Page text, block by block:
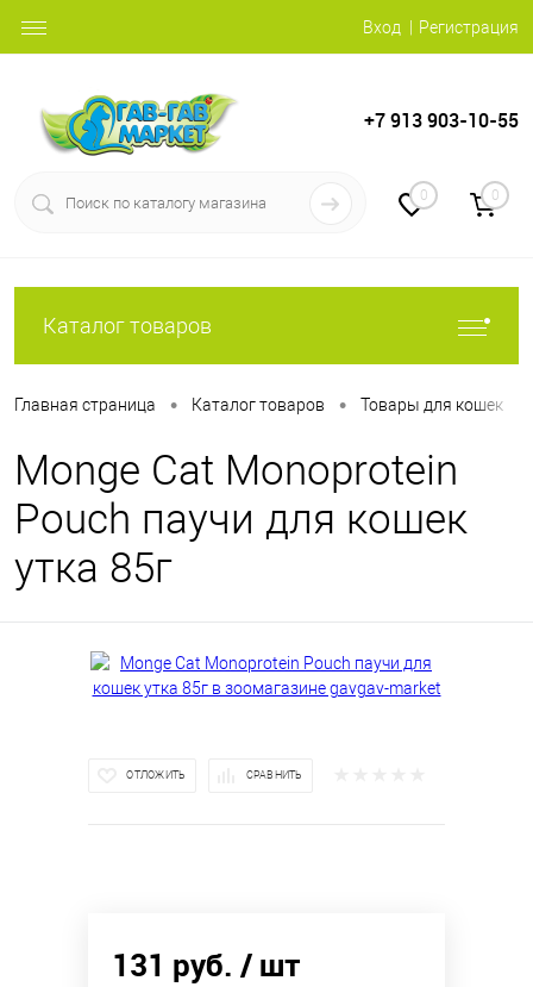
Вход Регистрация
+7 913 903-10-55
0 0
Каталог товаров
Главная страница • Каталог товаров • Товары для кошек
Monge Cat Monoprotein
Pouch паучи для кошек
утка 85г
ОТЛОЖИТЬ СРАВНИТЬ
131 руб. / шт